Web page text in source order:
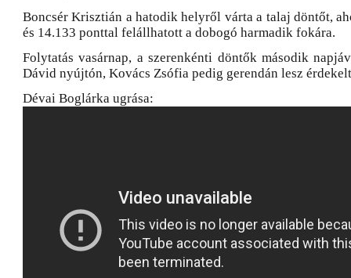
Boncsér Krisztián a hatodik helyről várta a talaj döntőt,
és 14.133 ponttal felállhatott a dobogó harmadik fokára.
Folytatás vasárnap, a szerenkénti döntők második
Dávid nyújtón, Kovács Zsófia pedig gerendán lesz
Dévai Boglárka ugrása: